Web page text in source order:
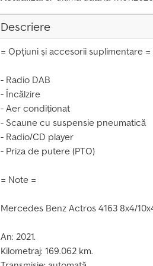
Descriere
= Opțiuni și accesorii suplimentare =
- Radio DAB
- Încălzire
- Aer condiționat
- Scaune cu suspensie pneumatică
- Radio/CD player
- Priza de putere (PTO)
= Note =
Mercedes Benz Actros 4163 8x4/
An: 2021.
Kilometraj: 169.062 km.